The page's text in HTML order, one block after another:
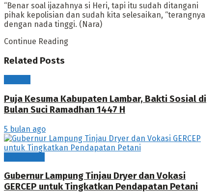
“Benar soal ijazahnya si Heri, tapi itu sudah ditangani
pihak kepolisian dan sudah kita selesaikan, “terangnya
dengan nada tinggi. (Nara)
Continue Reading
Related Posts
Puja Kesuma Kabupaten Lambar, Bakti Sosial di
Bulan Suci Ramadhan 1447 H
5 bulan ago
Gubernur Lampung Tinjau Dryer dan Vokasi
GERCEP untuk Tingkatkan Pendapatan Petani